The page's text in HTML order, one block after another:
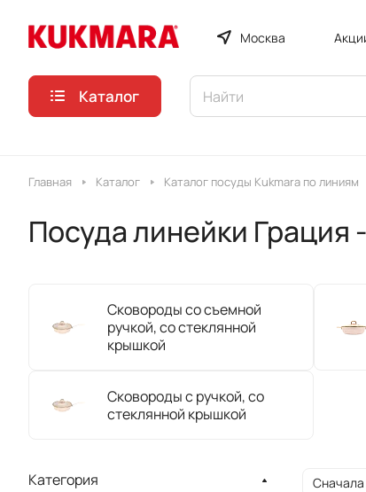
Москва
Каталог
Главная Каталог Каталог посуды Kukmara по линиям
Посуда линейки Грация
Сковороды со съемной
ручкой, со стеклянной
крышкой
Сковороды с ручкой, со
стеклянной крышкой
Категория